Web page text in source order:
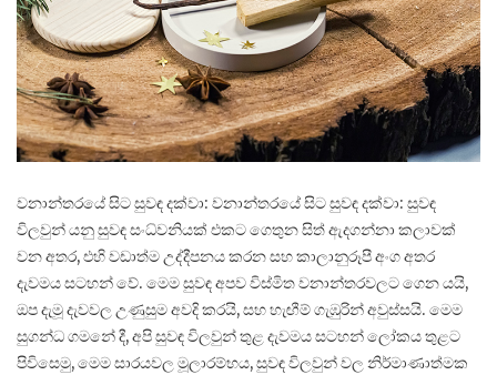
වනාන්තරයේ සිට සුවඳ දක්වා: වනාන්තරයේ සිට සුවඳ දක්වා: සුවඳ
විලවුන් යනු සුවඳ සංධ්වනියක් එකට ගෙතුන සිත් ඇදගන්නා කලාවක්
වන අතර, එහි වඩාත්ම උද්දීපනය කරන සහ කාලානුරූපී අංග අතර
දැවමය සටහන් වේ. මෙම සුවඳ අපව විස්මිත වනාන්තරවලට ගෙන යයි,
ඔප දැමූ දැවවල උණුසුම අවදි කරයි, සහ හැඟීම් ගැඹුරින් අවුස්සයි. මෙම
සුගන්ධ ගමනේ දී, අපි සුවඳ විලවුන් තුළ දැවමය සටහන් ලෝකය තුළට
පිවිසෙමු, මෙම සාරයවල මූලාරම්භය, සුවඳ විලවුන් වල නිර්මාණාත්මක